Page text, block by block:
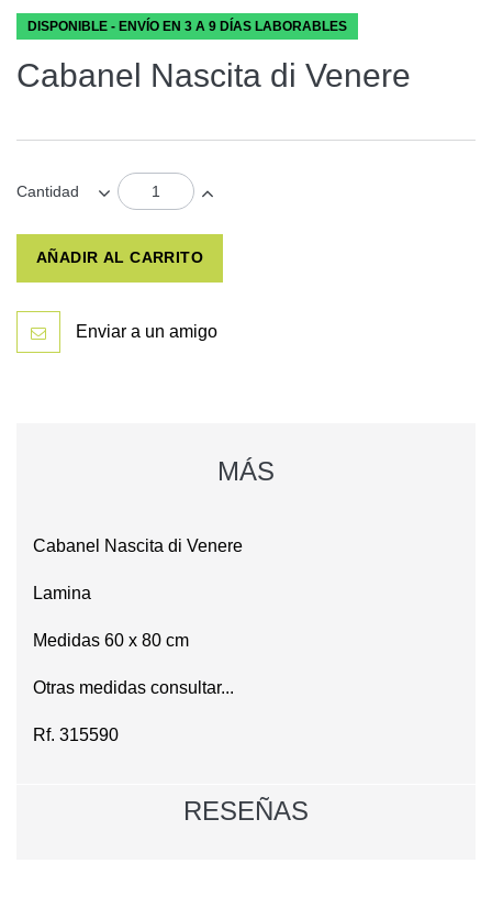
DISPONIBLE - ENVÍO EN 3 A 9 DÍAS LABORABLES
Cabanel Nascita di Venere
Cantidad
AÑADIR AL CARRITO
Enviar a un amigo
MÁS
Cabanel Nascita di Venere
Lamina
Medidas 60 x 80 cm
Otras medidas consultar...
Rf. 315590
RESEÑAS